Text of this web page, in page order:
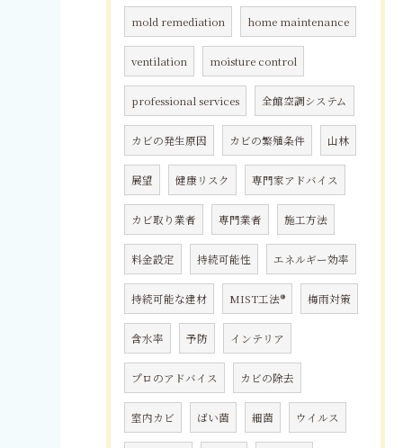
mold remediation home maintenance
ventilation moisture control
professional services 全館空調システム
カビの発生原因 カビの繁殖条件 山林
展望 健康リスク 専門家アドバイス
カビ取り業者 専門業者 施工方法
料金設定 持続可能性 エネルギー効率
持続可能な建材 MIST工法® 梅雨対策
含水率 予防 インテリア
プロのアドバイス カビの除去
室内カビ ばい菌 細菌 ウイルス